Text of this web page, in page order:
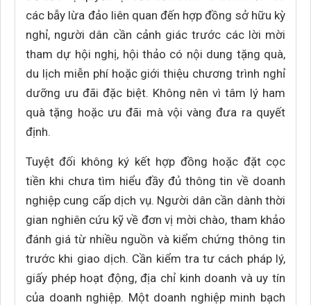
các bẫy lừa đảo liên quan đến hợp đồng sở hữu kỳ
nghỉ, người dân cần cảnh giác trước các lời mời
tham dự hội nghị, hội thảo có nội dung tặng quà,
du lịch miễn phí hoặc giới thiệu chương trình nghỉ
dưỡng ưu đãi đặc biệt. Không nên vì tâm lý ham
quà tặng hoặc ưu đãi mà vội vàng đưa ra quyết
định.
Tuyệt đối không ký kết hợp đồng hoặc đặt cọc
tiền khi chưa tìm hiểu đầy đủ thông tin về doanh
nghiệp cung cấp dịch vụ. Người dân cần dành thời
gian nghiên cứu kỹ về đơn vị mời chào, tham khảo
đánh giá từ nhiều nguồn và kiểm chứng thông tin
trước khi giao dịch. Cần kiểm tra tư cách pháp lý,
giấy phép hoạt động, địa chỉ kinh doanh và uy tín
của doanh nghiệp. Một doanh nghiệp minh bạch